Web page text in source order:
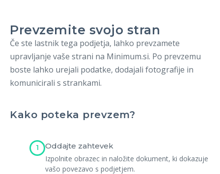
Imenik
Prijava
Prevzemite svojo stran
Če ste lastnik tega podjetja, lahko prevzamete
upravljanje vaše strani na Minimum.si. Po prevzemu
boste lahko urejali podatke, dodajali fotografije in
komunicirali s strankami.
Kako poteka prevzem?
1
Oddajte zahtevek
Izpolnite obrazec in naložite dokument, ki dokazuje
vašo povezavo s podjetjem.